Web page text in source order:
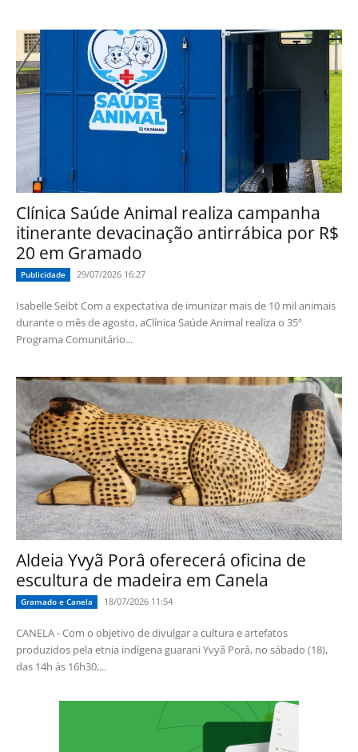
Clínica Saúde Animal realiza campanha
itinerante devacinação antirrábica por R$
20 em Gramado
Publicidade 29/07/2026 16:27
Isabelle Seibt Com a expectativa de imunizar mais de 10 mil animais
durante o mês de agosto, aClínica Saúde Animal realiza o 35º
Programa Comunitário...
Aldeia Yvyã Porâ oferecerá oficina de
escultura de madeira em Canela
Gramado e Canela 18/07/2026 11:54
CANELA - Com o objetivo de divulgar a cultura e artefatos
produzidos pela etnia indígena guarani Yvyã Porâ, no sábado (18),
das 14h às 16h30,...